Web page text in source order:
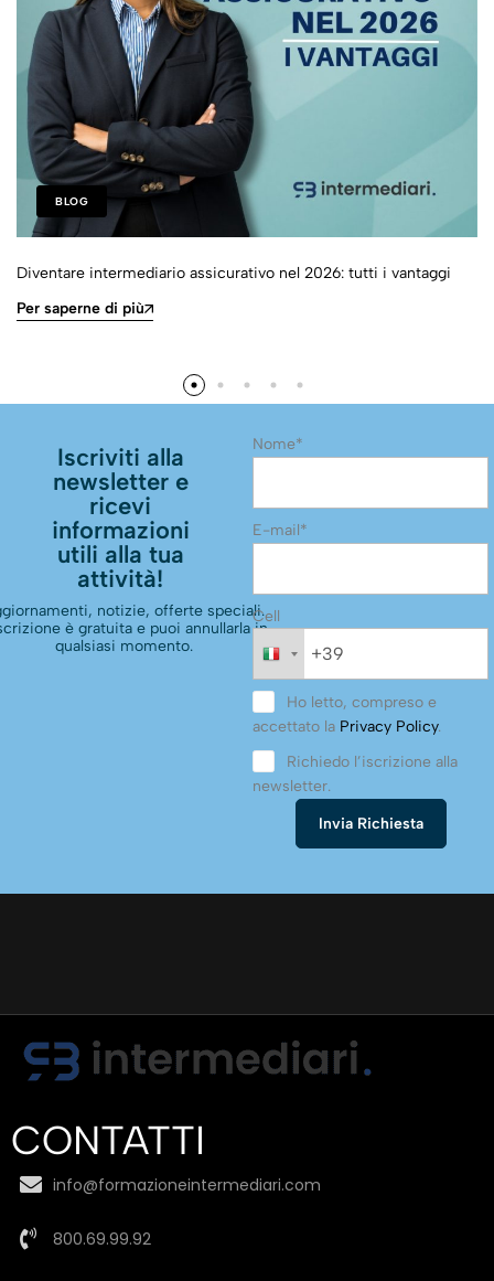
BLOG
Diventare intermediario assicurativo nel 2026: tutti i vantaggi
Per saperne di più
Iscriviti alla
newsletter e
ricevi
informazioni
utili alla tua
attività!
notizie, offerte speciali.
è gratuita e puoi annullarla in
qualsiasi momento.
Nome*
E-mail*
Cell
Ho letto, compreso e
accettato la Privacy Policy.
Richiedo l’iscrizione alla
newsletter.
CONTATTI
info@formazioneintermediari.com
800.69.99.92